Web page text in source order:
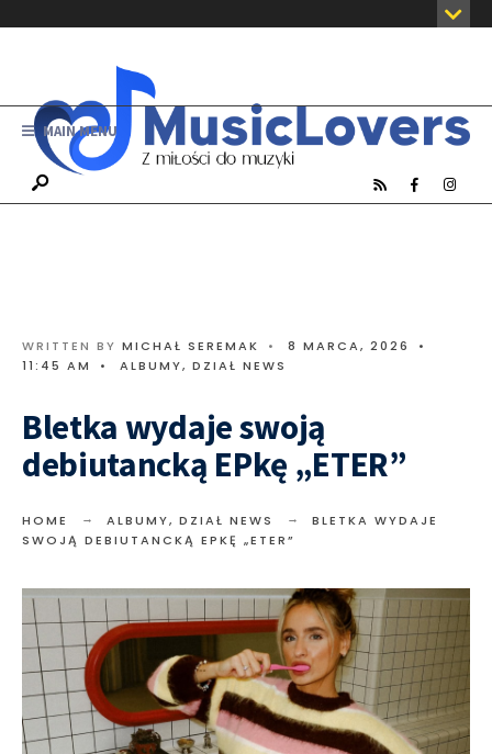
MAIN MENU
WRITTEN BY MICHAŁ SEREMAK • 8 MARCA, 2026
•
11:45 AM
• ALBUMY, DZIAŁ NEWS
Bletka wydaje swoją
debiutancką EPkę „ETER”
HOME ALBUMY, DZIAŁ NEWS
BLETKA WYDAJE
SWOJĄ DEBIUTANCKĄ EPKĘ „ETER”